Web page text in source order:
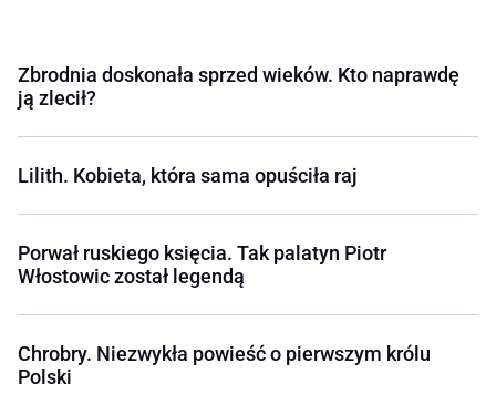
Zbrodnia doskonała sprzed wieków. Kto naprawdę
ją zlecił?
Lilith. Kobieta, która sama opuściła raj
Porwał ruskiego księcia. Tak palatyn Piotr
Włostowic został legendą
Chrobry. Niezwykła powieść o pierwszym królu
Polski